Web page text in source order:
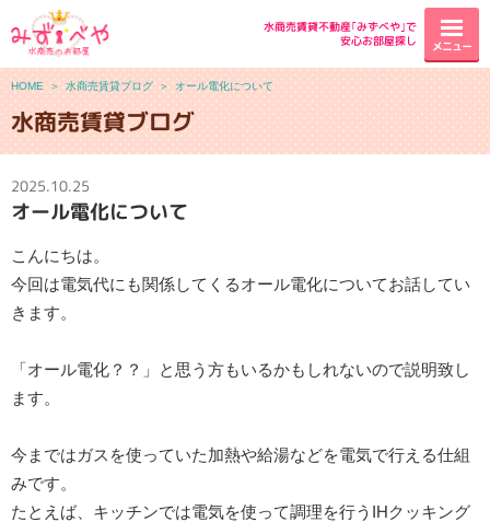
水商売賃貸不動産｢みずべや｣で
安心お部屋探し
メニュー
HOME ＞ 水商売賃貸ブログ ＞ オール電化について
水商売賃貸ブログ
2025.10.25
オール電化について
こんにちは。
今回は電気代にも関係してくるオール電化についてお話してい
きます。
「オール電化？？」と思う方もいるかもしれないので説明致し
ます。
今まではガスを使っていた加熱や給湯などを電気で行える仕組
みです。
たとえば、キッチンでは電気を使って調理を行うIHクッキング